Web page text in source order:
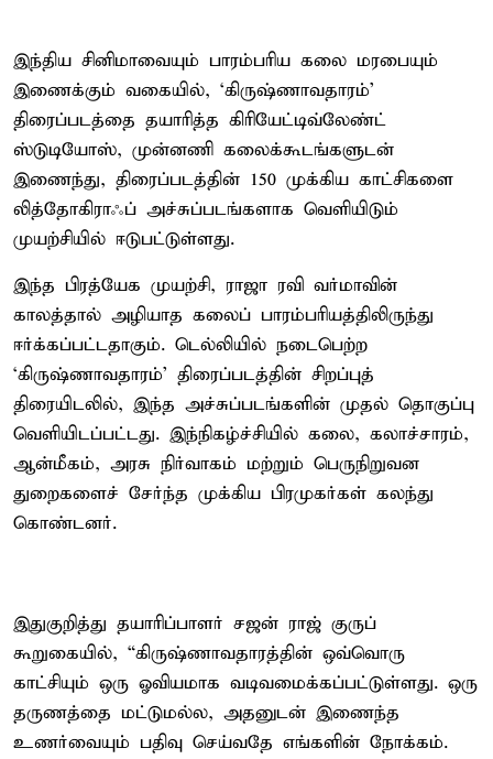
இந்திய சினிமாவையும் பாரம்பரிய கலை மரபையும்
இணைக்கும் வகையில், ‘கிருஷ்ணாவதாரம்’
திரைப்படத்தை தயாரித்த கிரியேட்டிவ்லேண்ட்
ஸ்டுடியோஸ், முன்னணி கலைக்கூடங்களுடன்
இணைந்து, திரைப்படத்தின் 150 முக்கிய காட்சிகளை
லித்தோகிராஃப் அச்சுப்படங்களாக வெளியிடும்
முயற்சியில் ஈடுபட்டுள்ளது.
இந்த பிரத்யேக முயற்சி, ராஜா ரவி வர்மாவின்
காலத்தால் அழியாத கலைப் பாரம்பரியத்திலிருந்து
ஈர்க்கப்பட்டதாகும். டெல்லியில் நடைபெற்ற
‘கிருஷ்ணாவதாரம்’ திரைப்படத்தின் சிறப்புத்
திரையிடலில், இந்த அச்சுப்படங்களின் முதல் தொகுப்பு
வெளியிடப்பட்டது. இந்நிகழ்ச்சியில் கலை, கலாச்சாரம்,
ஆன்மீகம், அரசு நிர்வாகம் மற்றும் பெருநிறுவன
துறைகளைச் சேர்ந்த முக்கிய பிரமுகர்கள் கலந்து
கொண்டனர்.
இதுகுறித்து தயாரிப்பாளர் சஜன் ராஜ் குருப்
கூறுகையில், “கிருஷ்ணாவதாரத்தின் ஒவ்வொரு
காட்சியும் ஒரு ஓவியமாக வடிவமைக்கப்பட்டுள்ளது. ஒரு
தருணத்தை மட்டுமல்ல, அதனுடன் இணைந்த
உணர்வையும் பதிவு செய்வதே எங்களின் நோக்கம்.